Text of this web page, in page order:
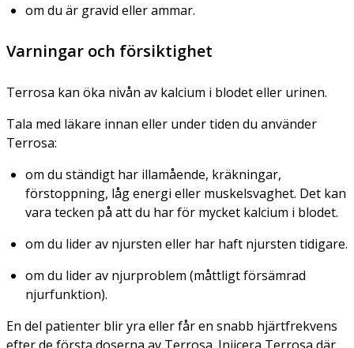
om du är gravid eller ammar.
Varningar och försiktighet
Terrosa kan öka nivån av kalcium i blodet eller urinen.
Tala med läkare innan eller under tiden du använder
Terrosa:
om du ständigt har illamående, kräkningar,
förstoppning, låg energi eller muskelsvaghet. Det kan
vara tecken på att du har för mycket kalcium i blodet.
om du lider av njursten eller har haft njursten tidigare.
om du lider av njurproblem (måttligt försämrad
njurfunktion).
En del patienter blir yra eller får en snabb hjärtfrekvens